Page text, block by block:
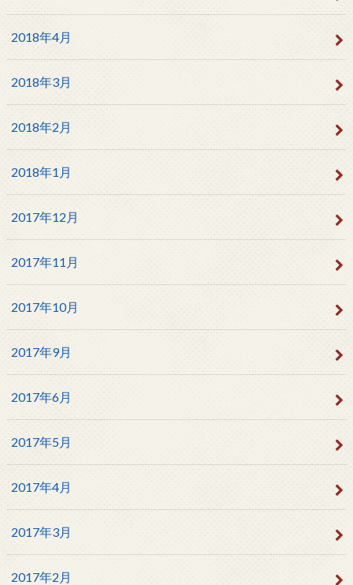
2018年4月
2018年3月
2018年2月
2018年1月
2017年12月
2017年11月
2017年10月
2017年9月
2017年6月
2017年5月
2017年4月
2017年3月
2017年2月